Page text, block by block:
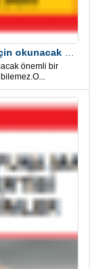
önemli bir